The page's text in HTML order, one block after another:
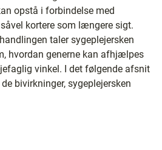
opstå i forbindelse med
kortere som længere sigt.
taler sygeplejersken
hvordan generne kan afhjælpes
vinkel. I det følgende afsnit
bivirkninger, sygeplejersken